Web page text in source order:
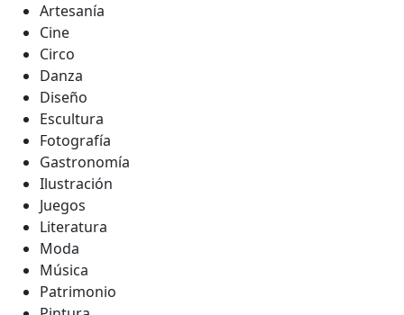
Artesanía
Cine
Circo
Danza
Diseño
Escultura
Fotografía
Gastronomía
Ilustración
Juegos
Literatura
Moda
Música
Patrimonio